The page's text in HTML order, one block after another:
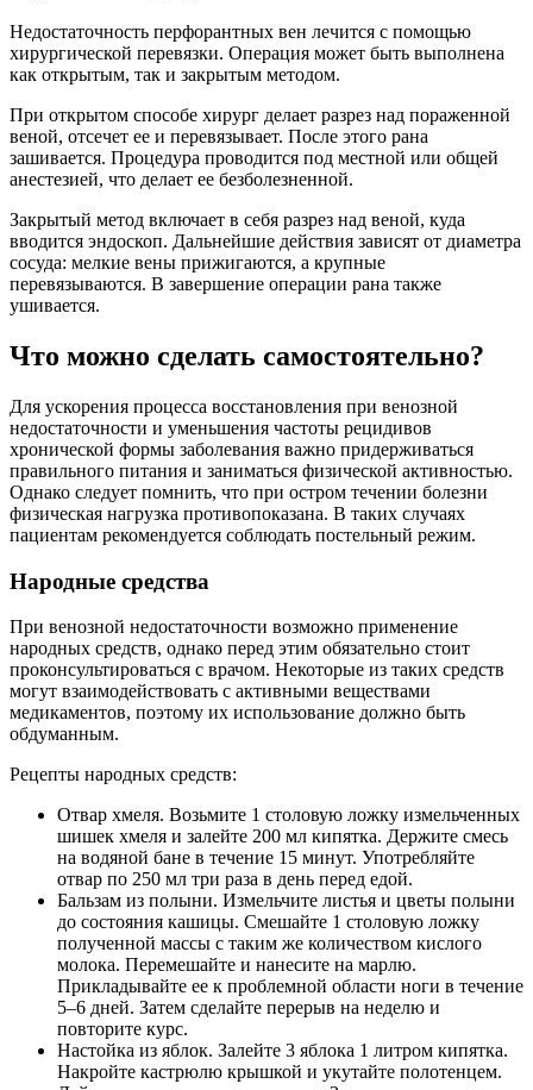
Недостаточность перфорантных вен лечится с помощью
хирургической перевязки. Операция может быть выполнена
как открытым, так и закрытым методом.
При открытом способе хирург делает разрез над пораженной
веной, отсечет ее и перевязывает. После этого рана
зашивается. Процедура проводится под местной или общей
анестезией, что делает ее безболезненной.
Закрытый метод включает в себя разрез над веной, куда
вводится эндоскоп. Дальнейшие действия зависят от диаметра
сосуда: мелкие вены прижигаются, а крупные
перевязываются. В завершение операции рана также
ушивается.
Что можно сделать самостоятельно?
Для ускорения процесса восстановления при венозной
недостаточности и уменьшения частоты рецидивов
хронической формы заболевания важно придерживаться
правильного питания и заниматься физической активностью.
Однако следует помнить, что при остром течении болезни
физическая нагрузка противопоказана. В таких случаях
пациентам рекомендуется соблюдать постельный режим.
Народные средства
При венозной недостаточности возможно применение
народных средств, однако перед этим обязательно стоит
проконсультироваться с врачом. Некоторые из таких средств
могут взаимодействовать с активными веществами
медикаментов, поэтому их использование должно быть
обдуманным.
Рецепты народных средств:
Отвар хмеля. Возьмите 1 столовую ложку измельченных
шишек хмеля и залейте 200 мл кипятка. Держите смесь
на водяной бане в течение 15 минут. Употребляйте
отвар по 250 мл три раза в день перед едой.
Бальзам из полыни. Измельчите листья и цветы полыни
до состояния кашицы. Смешайте 1 столовую ложку
полученной массы с таким же количеством кислого
молока. Перемешайте и нанесите на марлю.
Прикладывайте ее к проблемной области ноги в течение
5–6 дней. Затем сделайте перерыв на неделю и
повторите курс.
Настойка из яблок. Залейте 3 яблока 1 литром кипятка.
Накройте кастрюлю крышкой и укутайте полотенцем.